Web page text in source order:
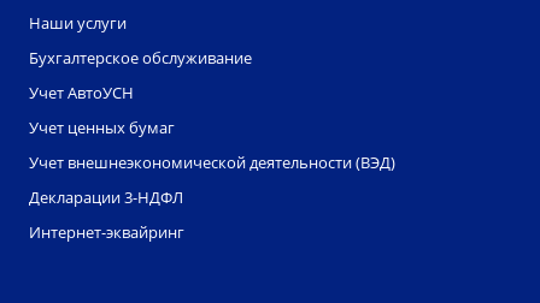
Наши услуги
Бухгалтерское обслуживание
Учет АвтоУСН
Учет ценных бумаг
Учет внешнеэкономической деятельности (ВЭД)
Декларации 3-НДФЛ
Интернет-эквайринг